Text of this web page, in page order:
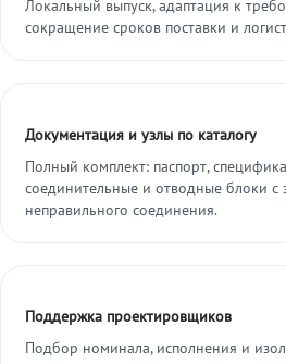
Локальный выпуск, адаптация к
сокращение сроков поставки и
Документация и узлы по каталогу
Полный комплект: паспорт,
соединительные и отводные блоки с
неправильного соединения.
Поддержка проектировщиков
Подбор номинала, исполнения и